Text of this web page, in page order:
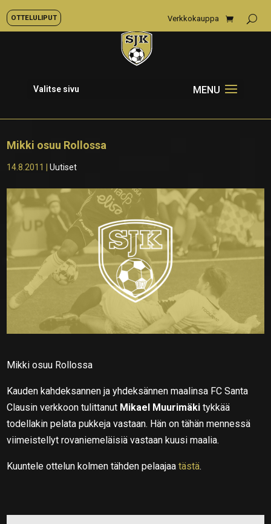
OTTELULIPUT Verkkokauppa
Valitse sivu
Mikki osuu Rollossa
14.8.2011 |Uutiset
Mikki osuu Rollossa
Kauden kahdeksannen ja yhdeksännen maalinsa FC Santa
Clausin verkkoon tulittanut Mikael Muurimäki tykkää
todellakin pelata pukkeja vastaan. Hän on tähän mennessä
viimeistellyt rovaniemeläisiä vastaan kuusi maalia.
Kuuntele ottelun kolmen tähden pelaajaatästä.